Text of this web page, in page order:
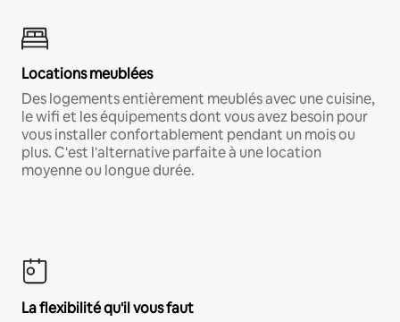
Locations meublées
Des logements entièrement meublés avec une cuisine,
le wifi et les équipements dont vous avez besoin pour
vous installer confortablement pendant un mois ou
plus. C'est l'alternative parfaite à une location
moyenne ou longue durée.
La flexibilité qu'il vous faut